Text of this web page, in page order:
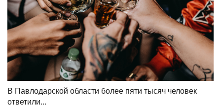
В Павлодарской области более пяти тысяч человек
ответили...